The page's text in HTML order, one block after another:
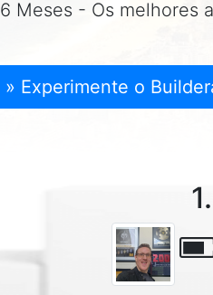
6 Meses - Os melhores
» Experimente o